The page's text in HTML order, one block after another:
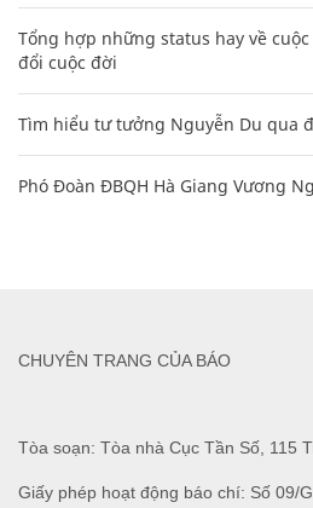
Tổng hợp những status hay về
đổi cuộc đời
Tìm hiểu tư tưởng Nguyễn Du qua
Phó Đoàn ĐBQH Hà Giang Vương
Tòa soạn: Tòa nhà Cục Tần Số, 115
Giấy phép hoạt động báo chí: Số 09/
CHUYÊN TRANG CỦA BÁO